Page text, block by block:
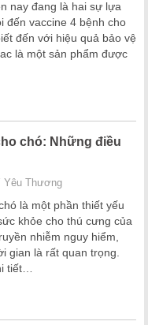
nay đang là hai sự lựa
đến vaccine 4 bệnh cho
đến với hiệu quả bảo vệ
là một sản phẩm được
chó: Những điều
Yêu Thương
là một phần thiết yếu
khỏe cho thú cưng của
nhiễm nguy hiểm,
gian là rất quan trọng.
tiết…